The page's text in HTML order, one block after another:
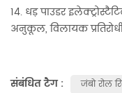
14. धड़ पाउडर
अनुकूल, विलायक
संबंधित टैग : जंबो रोल